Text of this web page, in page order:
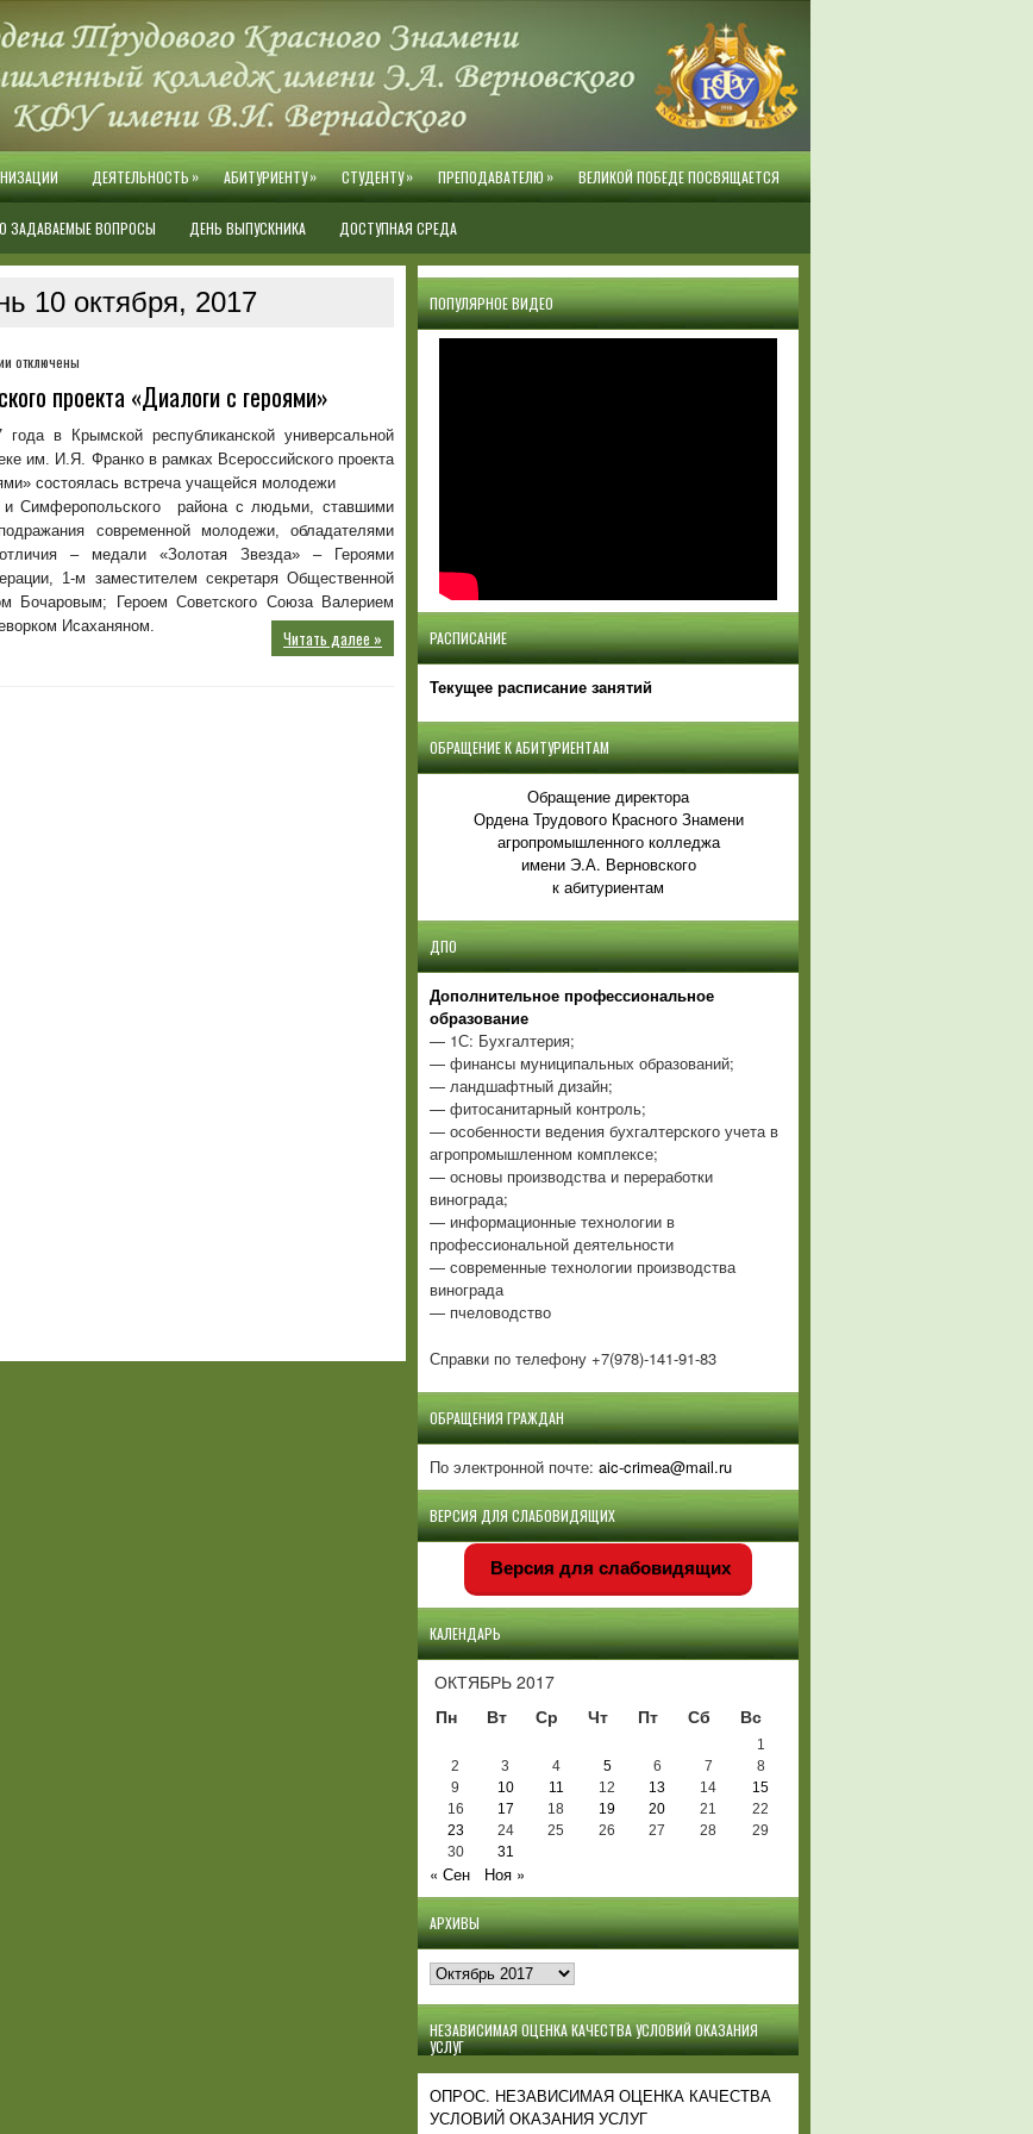
ДЕЯТЕЛЬНОСТЬ» АБИТУРИЕНТУ» СТУДЕНТУ» ПРЕПОДАВАТЕЛЮ» ВЕЛИКОЙ ПОБЕДЕ ПОСВЯЩАЕТСЯ
ЗАДАВАЕМЫЕ ВОПРОСЫ ДЕНЬ ВЫПУСКНИКА ДОСТУПНАЯ СРЕДА
10 октября, 2017
к
Встреча
участниками
Всероссийского
проекта
«Диалоги
с
героями»
отключены
проекта «Диалоги с героями»
года в Крымской республиканской универсальной
им. И.Я. Франко в рамках Всероссийского проекта
состоялась встреча учащейся молодежи
и Симферопольского района с людьми, ставшими
современной молодежи, обладателями
– медали «Золотая Звезда» – Героями
1-м заместителем секретаря Общественной
Бочаровым; Героем Советского Союза Валерием
Исаханяном.
Читать далее »
ПОПУЛЯРНОЕ ВИДЕО
РАСПИСАНИЕ
Текущее расписание занятий
ОБРАЩЕНИЕ К АБИТУРИЕНТАМ
Обращение директора
Ордена Трудового Красного Знамени
агропромышленного колледжа
имени Э.А. Верновского
к абитуриентам
ДПО
Дополнительное профессиональное
образование
— 1С: Бухгалтерия;
— финансы муниципальных образований;
— ландшафтный дизайн;
— фитосанитарный контроль;
— особенности ведения бухгалтерского учета в
агропромышленном комплексе;
— основы производства и переработки
винограда;
— информационные технологии в
профессиональной деятельности
— современные технологии производства
винограда
— пчеловодство
Справки по телефону +7(978)-141-91-83
ОБРАЩЕНИЯ ГРАЖДАН
По электронной почте: aic-crimea@mail.ru
ВЕРСИЯ ДЛЯ СЛАБОВИДЯЩИХ
Версия для слабовидящих
КАЛЕНДАРЬ
ОКТЯБРЬ 2017
Пн
Вт Ср Чт Пт Сб Вс
1
2
3 4 5 6 7
8
9
10 11 12 13 14
15
16
17 18 19 20 21
22
23
24 25 26 27 28
29
30
31
« Сен Ноя »
АРХИВЫ
Архивы
НЕЗАВИСИМАЯ ОЦЕНКА КАЧЕСТВА УСЛОВИЙ ОКАЗАНИЯ
УСЛУГ
ОПРОС. НЕЗАВИСИМАЯ ОЦЕНКА КАЧЕСТВА
УСЛОВИЙ ОКАЗАНИЯ УСЛУГ